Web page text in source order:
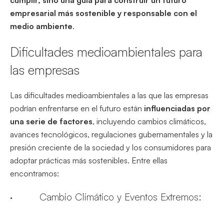
empresarial más sostenible y responsable con el
medio ambiente.
Dificultades medioambientales para
las empresas
Las dificultades medioambientales a las que las empresas
podrían enfrentarse en el futuro están influenciadas por
una serie de factores, incluyendo cambios climáticos,
avances tecnológicos, regulaciones gubernamentales y la
presión creciente de la sociedad y los consumidores para
adoptar prácticas más sostenibles. Entre ellas
encontramos:
· Cambio Climático y Eventos Extremos: